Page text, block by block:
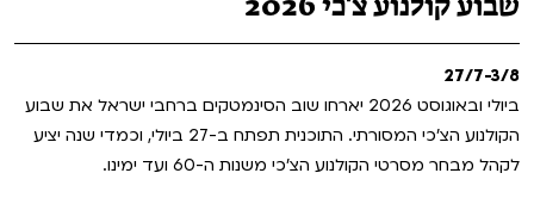
סרט פלוס
לילדים ולכל המשפחה
במראה הישראלית
מחווה לג'ון קסאווטס
סדרות עונת 26/27
קורסים
ההזמנות שלי
27/7-3/8
ביולי ובאוגוסט 2026 יארחו שוב הסינמטקים ברחבי ישראל את שבוע
הקולנוע הצ'כי המסורתי. התוכנית תפתח ב-27 ביולי, וכמדי שנה יציע
לקהל מבחר מסרטי הקולנוע הצ'כי משנות ה-60 ועד ימינו.